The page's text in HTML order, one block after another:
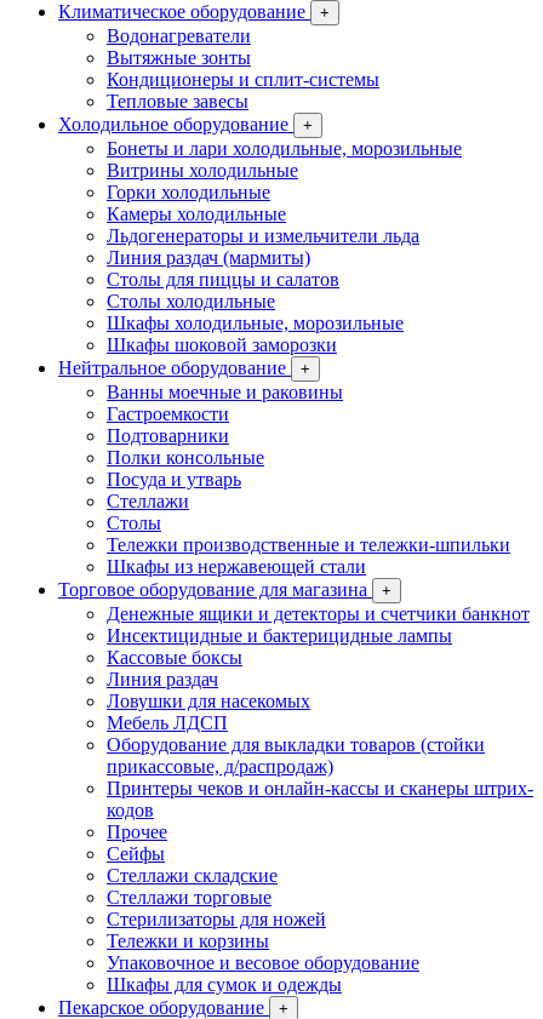
Климатическое оборудование +
Водонагреватели
Вытяжные зонты
Кондиционеры и сплит-системы
Тепловые завесы
Холодильное оборудование
+
Бонеты и лари холодильные, морозильные
Витрины холодильные
Горки холодильные
Камеры холодильные
Льдогенераторы и измельчители льда
Линия раздач (мармиты)
Столы для пиццы и салатов
Столы холодильные
Шкафы холодильные, морозильные
Шкафы шоковой заморозки
Нейтральное оборудование
+
Ванны моечные и раковины
Гастроемкости
Подтоварники
Полки консольные
Посуда и утварь
Стеллажи
Столы
Тележки производственные и тележки-шпильки
Шкафы из нержавеющей стали
Торговое оборудование для магазина
+
Денежные ящики и детекторы и счетчики банкнот
Инсектицидные и бактерицидные лампы
Кассовые боксы
Линия раздач
Ловушки для насекомых
Мебель ЛДСП
Оборудование для выкладки товаров (стойки
прикассовые, д/распродаж)
Принтеры чеков и онлайн-кассы и сканеры штрих-
кодов
Прочее
Сейфы
Стеллажи складские
Стеллажи торговые
Стерилизаторы для ножей
Тележки и корзины
Упаковочное и весовое оборудование
Шкафы для сумок и одежды
Пекарское оборудование
+